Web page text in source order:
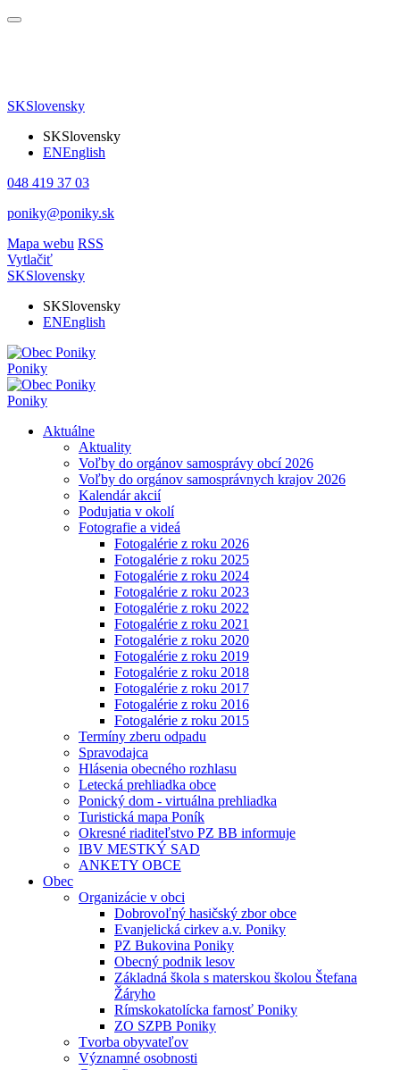
SKSlovensky
SKSlovensky
ENEnglish
048 419 37 03
poniky@poniky.sk
Mapa webu RSS
Vytlačiť
SKSlovensky
SKSlovensky
ENEnglish
Poniky
Poniky
Aktuálne
Aktuality
Voľby do orgánov samosprávy obcí 2026
Voľby do orgánov samosprávnych krajov 2026
Kalendár akcií
Podujatia v okolí
Fotografie a videá
Fotogalérie z roku 2026
Fotogalérie z roku 2025
Fotogalérie z roku 2024
Fotogalérie z roku 2023
Fotogalérie z roku 2022
Fotogalérie z roku 2021
Fotogalérie z roku 2020
Fotogalérie z roku 2019
Fotogalérie z roku 2018
Fotogalérie z roku 2017
Fotogalérie z roku 2016
Fotogalérie z roku 2015
Termíny zberu odpadu
Spravodajca
Hlásenia obecného rozhlasu
Letecká prehliadka obce
Ponický dom - virtuálna prehliadka
Turistická mapa Poník
Okresné riaditeľstvo PZ BB informuje
IBV MESTKÝ SAD
ANKETY OBCE
Obec
Organizácie v obci
Dobrovoľný hasičský zbor obce
Evanjelická cirkev a.v. Poniky
PZ Bukovina Poniky
Obecný podnik lesov
Základná škola s materskou školou Štefana
Žáryho
Rímskokatolícka farnosť Poniky
ZO SZPB Poniky
Tvorba obyvateľov
Významné osobnosti